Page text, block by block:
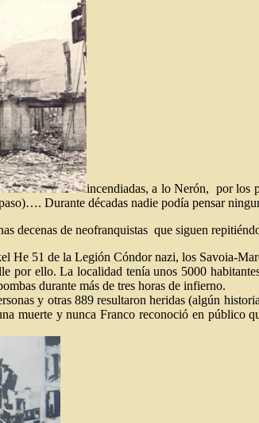
incendiadas, a lo Nerón, por los
Durante décadas nadie podía pensar
decenas de neofranquistas que siguen
He 51 de la Legión Cóndor nazi, los Savoia-
por ello. La localidad tenía unos 5000
durante más de tres horas de infierno.
y otras 889 resultaron heridas (algún
muerte y nunca Franco reconoció en público